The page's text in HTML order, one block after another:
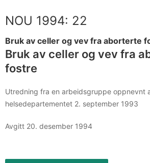
NOU 1994: 22
Bruk av celler og vev fra aborterte
Bruk av celler og vev fra
fostre
Utredning fra en arbeidsgruppe oppnevnt
helsedepartementet 2. september 1993
Avgitt 20. desember 1994